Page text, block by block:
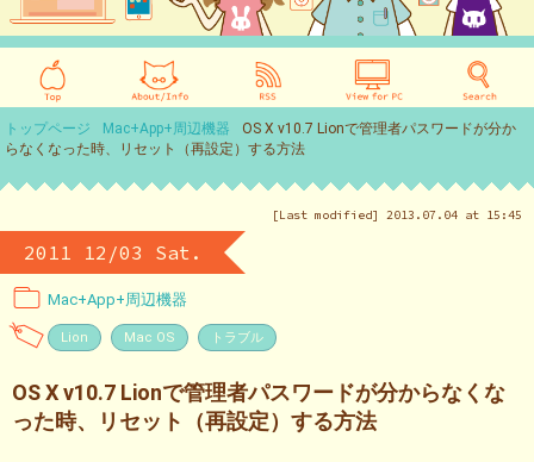
トップページ Mac+App+周辺機器
OS X v10.7 Lionで管理者パスワードが分か
らなくなった時、リセット（再設定）する方法
[Last modified] 2013.07.04 at 15:45
2011 12/03 Sat.
Mac+App+周辺機器
Lion Mac OS トラブル
OS X v10.7 Lionで管理者パスワードが分からなくな
った時、リセット（再設定）する方法